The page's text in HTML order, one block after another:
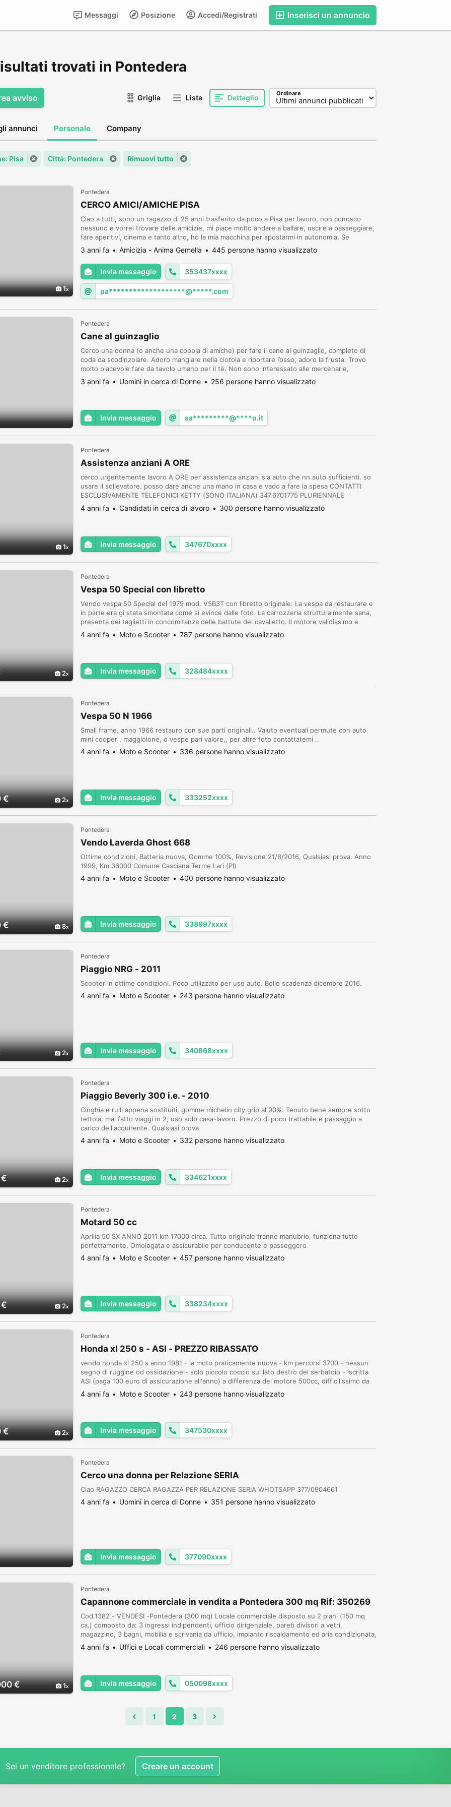
Inserisci un annuncio
Accedi/Registrati
Posizione
Messaggi
trovati in Pontedera
avviso Griglia Lista Dettaglio Ordinare
annunci Personale Company
Pisa Città: Pontedera Rimuovi tutto
1
Pontedera
CERCO AMICI/AMICHE PISA
Ciao a tutti, sono un ragazzo di 25 anni trasferito da poco a Pisa per lavoro, non conosco
nessuno e vorrei trovare delle amicizie, mi piace molto andare a ballare, uscire a passeggiare,
fare aperitivi, cinema e tanto altro, ho la mia macchina per spostarmi in autonomia. Se
qualcuno/a è interessato/a mi faccia sapere, non è per secondi fini, non sono un mali...
3 anni fa Amicizia - Anima Gemella 445 persone hanno visualizzato
Invia messaggio 353437xxxx
pa*******************@*****.com
Pontedera
Cane al guinzaglio
Cerco una donna (o anche una coppia di amiche) per fare il cane al guinzaglio, completo di
coda da scodinzolare. Adoro mangiare nella ciotola e riportare l’osso, adoro la frusta. Trovo
molto piacevole fare da tavolo umano per il tè. Non sono interessato alle mercenarie,
preferisco che chi gioca con me lo faccia per divertirsi.
3 anni fa Uomini in cerca di Donne 256 persone hanno visualizzato
Invia messaggio sa*********@****o.it
1
Pontedera
Assistenza anziani A ORE
cerco urgentemente lavoro A ORE per assistenza anziani sia auto che nn auto sufficienti. so
usare il sollevatore. posso dare anche una mano in casa e vado a fare la spesa CONTATTI
ESCLUSIVAMENTE TELEFONICI KETTY (SONO ITALIANA) 347.6701775 PLURIENNALE
ESPERIENZA
4 anni fa Candidati in cerca di lavoro 300 persone hanno visualizzato
Invia messaggio 347670xxxx
2
Pontedera
Vespa 50 Special con libretto
Vendo vespa 50 Special del 1979 mod. V5B3T con libretto originale. La vespa da restaurare e
in parte era gi stata smontata come si evince dalle foto. La carrozzeria strutturalmente sana,
presenta dei taglietti in concomitanza delle battute del cavalletto. Il motore validissimo e
parte normalmente al primo colpo. La vespa ottima per un restauro senza sorprese...
4 anni fa Moto e Scooter 787 persone hanno visualizzato
Invia messaggio 328484xxxx
€ 2
Pontedera
Vespa 50 N 1966
Small frame, anno 1966 restauro con sue parti originali.. Valuto eventuali permute con auto
mini cooper , maggiolone, o vespe pari valore,, per altre foto contattatemi ..
4 anni fa Moto e Scooter 336 persone hanno visualizzato
Invia messaggio 333252xxxx
€ 8
Pontedera
Vendo Laverda Ghost 668
Ottime condizioni, Batteria nuova, Gomme 100%, Revisione 21/6/2016, Qualsiasi prova. Anno
1999, Km 36000 Comune Casciana Terme Lari (PI)
4 anni fa Moto e Scooter 400 persone hanno visualizzato
Invia messaggio 338997xxxx
2
Pontedera
Piaggio NRG - 2011
Scooter in ottime condizioni. Poco utilizzato per uso auto. Bollo scadenza dicembre 2016.
4 anni fa Moto e Scooter 243 persone hanno visualizzato
Invia messaggio 340868xxxx
€ 2
Pontedera
Piaggio Beverly 300 i.e. - 2010
Cinghia e rulli appena sostituiti, gomme michelin city grip al 90%. Tenuto bene sempre sotto
tettoia, mai fatto viaggi in 2, uso solo casa-lavoro. Prezzo di poco trattabile e passaggio a
carico dell'acquirente. Qualsiasi prova
4 anni fa Moto e Scooter 332 persone hanno visualizzato
Invia messaggio 334621xxxx
€ 2
Pontedera
Motard 50 cc
Aprilia 50 SX ANNO 2011 km 17000 circa. Tutto originale tranne manubrio, funziona tutto
perfettamente. Omologata e assicurabile per conducente e passeggero
4 anni fa Moto e Scooter 457 persone hanno visualizzato
Invia messaggio 338234xxxx
€ 2
Pontedera
Honda xl 250 s - ASI - PREZZO RIBASSATO
vendo honda xl 250 s anno 1981 - la moto praticamente nuova - km percorsi 3700 - nessun
segno di ruggine od ossidazione - solo piccolo coccio sul lato destro del serbatoio - iscritta
ASI (paga 100 euro di assicurazione all'anno) a differenza del motore 500cc, difficilissimo da
avviare, questo modello parte bene e non si spegne una moto da usare tutti i giorn...
4 anni fa Moto e Scooter 243 persone hanno visualizzato
Invia messaggio 347530xxxx
Pontedera
Cerco una donna per Relazione SERIA
Ciao RAGAZZO CERCA RAGAZZA PER RELAZIONE SERIA WHOTSAPP 377/0904661
4 anni fa Uomini in cerca di Donne 351 persone hanno visualizzato
Invia messaggio 377090xxxx
€ 1
Pontedera
Capannone commerciale in vendita a Pontedera 300 mq Rif: 350269
Cod.1382 - VENDESI -Pontedera (300 mq) Locale commerciale disposto su 2 piani (150 mq
ca.) composto da: 3 ingressi indipendenti, ufficio dirigenziale, pareti divisori a vetri,
magazzino, 3 bagni, mobilia e scrivania da ufficio, impianto riscaldamento ed aria condizionata,
centralino telefonico, rete cablata cat.5, impianto antifurto, insegna pubblicitaria, p...
4 anni fa Uffici e Locali commerciali 246 persone hanno visualizzato
Invia messaggio 050098xxxx
1 2 3
Sei un venditore professionale? Creare un account